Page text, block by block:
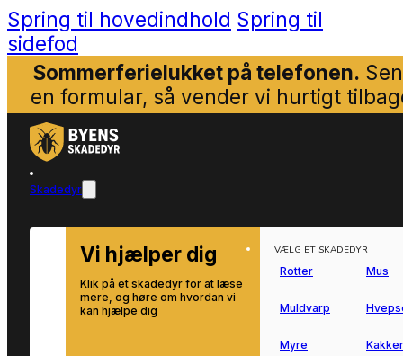
Spring til hovedindhold Spring til
sidefod
Sommerferielukket på telefonen.
en formular, så vender vi hurtigt
Skadedyr
Vi hjælper dig
Klik på et skadedyr for at læse
mere, og høre om hvordan vi
kan hjælpe dig
VÆLG ET SKADEDYR
Rotter Mus
Muldvarp
Myre